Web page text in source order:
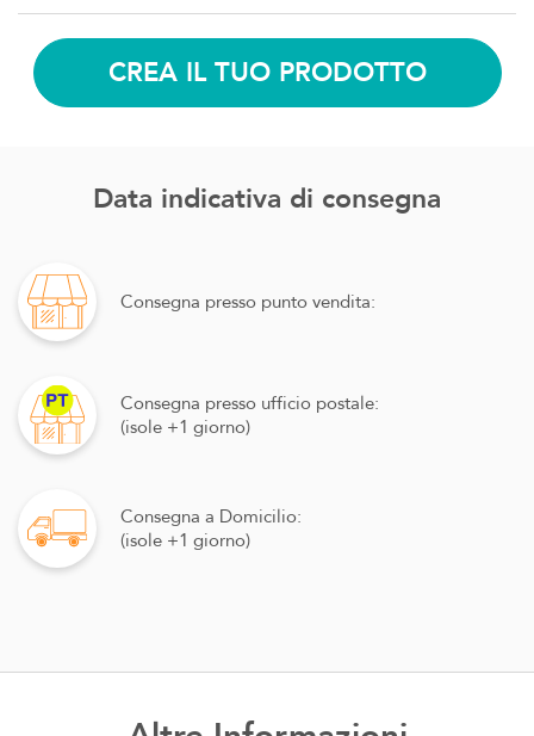
CREA IL TUO PRODOTTO
Data indicativa di consegna
Consegna presso punto vendita:
Consegna presso ufficio postale:
(isole +1 giorno)
Consegna a Domicilio:
(isole +1 giorno)